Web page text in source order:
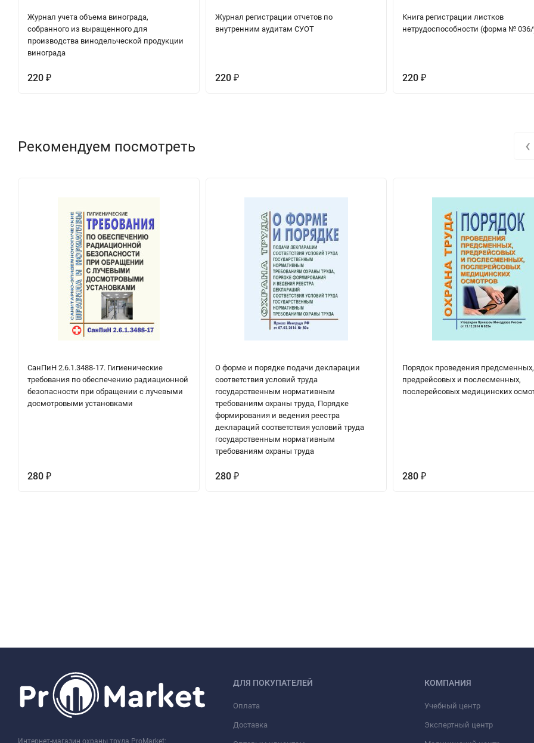
Журнал учета объема винограда,
собранного из выращенного для
производства винодельческой продукции
винограда
220 ₽
Журнал регистрации отчетов по
внутренним аудитам СУОТ
220 ₽
Книга регистрации листков
нетрудоспособности (форма № 036/
220₽
Рекомендуем посмотреть
СанПиН 2.6.1.3488-17. Гигиенические
требования по обеспечению радиационной
безопасности при обращении с лучевыми
досмотровыми установками
280 ₽
О форме и порядке подачи декларации
соответствия условий труда
государственным нормативным
требованиям охраны труда, Порядке
формирования и ведения реестра
деклараций соответствия условий труда
государственным нормативным
требованиям охраны труда
280 ₽
Порядок проведения предсменных,
предрейсовых и послесменных,
послерейсовых медицинских
280₽
‹
Интернет-магазин охраны труда ProMarket:
ДЛЯ ПОКУПАТЕЛЕЙ
Оплата
Доставка
КОМПАНИЯ
Учебный центр
Экспертный центр